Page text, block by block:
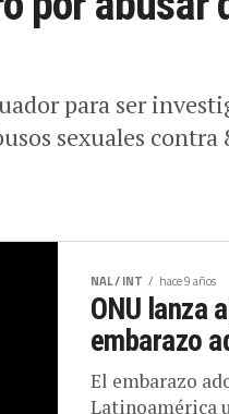
para ser
sexuales contra
ONU lanza
embarazo
El embarazo
Latinoamérica
que impide a
pobreza,